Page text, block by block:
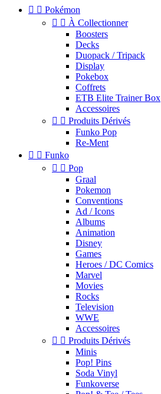
  Pokémon
  À Collectionner
Boosters
Decks
Duopack / Tripack
Display
Pokebox
Coffrets
ETB Elite Trainer Box
Accessoires
  Produits Dérivés
Funko Pop
Re-Ment
  Funko
  Pop
Graal
Pokemon
Conventions
Ad / Icons
Albums
Animation
Disney
Games
Heroes / DC Comics
Marvel
Movies
Rocks
Television
WWE
Accessoires
  Produits Dérivés
Minis
Pop! Pins
Soda Vinyl
Funkoverse